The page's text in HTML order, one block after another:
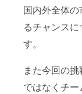
国内外全体
るチャンスに
す。
また今回の
ではなくチ